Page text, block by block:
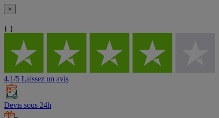
×
{ }
4,1/5 Laissez un avis
Devis sous 24h